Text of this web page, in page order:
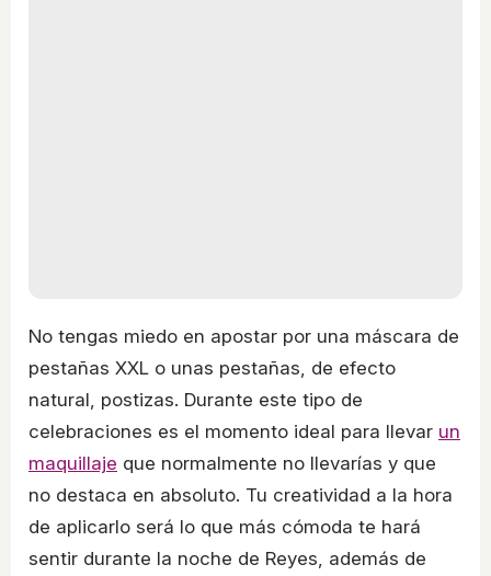
No tengas miedo en apostar por una máscara de
pestañas XXL o unas pestañas, de efecto
natural, postizas. Durante este tipo de
celebraciones es el momento ideal para llevar un
maquillaje que normalmente no llevarías y que
no destaca en absoluto. Tu creatividad a la hora
de aplicarlo será lo que más cómoda te hará
sentir durante la noche de Reyes, además de